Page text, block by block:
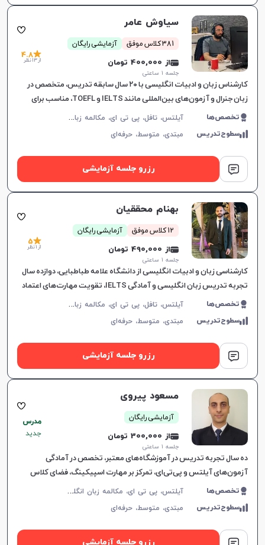
سیاوش عامر
381 کلاس موفق آزمایشی رایگان
از 400,000 تومان
جلسه ۱ ساعتی
4.8
از 13 نظر
کارشناس زبان و ادبیات انگلیسی با ۲۰ سال سابقه تدریس، متخصص در
زبان جنرال و آزمون‌های بین‌المللی مانند IELTS و TOEFL، مناسب برای
تمامی سطوح و اهداف آموزشی.
تخصص‌ها آ
یلتس، تافل، پی تی ای، مکالمه زبان انگلیسی، گرامر زبان انگلیسی، زبان انگلیسی تجاری، زبان انگلیسی آمریکایی، زبان انگلیسی کنکور ارشد، زبان انگلیسی کنکور دکتری، زبان انگلیسی نهم دبیرستان، زبان انگلیسی دهم دبیرستان، زبان انگلیسی یازدهم دبیرستان، زبان انگلیسی دوازدهم دبیرستان، دولینگو، OET
سطوح‌تدریس مبتدی، متوسط،حرفه‌ای
رزرو جلسه آزمایشی
بهنام محققیان
12 کلاس موفق آزمایشی رایگان
از 490,000 تومان
جلسه ۱ ساعتی
5
از 1 نظر
کارشناسی زبان و ادبیات انگلیسی از دانشگاه علامه طباطبایی، دوازده سال
تجربه تدریس زبان انگلیسی و آمادگی IELTS، تقویت مهارت‌های اعتماد
به نفس، مکالمه و گرامر، ارتباط موثر و یادگیری لذت‌ب
تخصص‌ها آ
یلتس، تافل، پی تی ای، مکالمه زبان انگلیسی، گرامر زبان انگلیسی، زبان انگلیسی تجاری، زبان انگلیسی آمریکایی، زبان انگلیسی کنکور ارشد، دولینگو، زبان انگلیسی عمومی، زبان انگلیسی کانادایی
سطوح‌تدریس مبتدی، متوسط،حرفه‌ای
رزرو جلسه آزمایشی
مسعود پیروی
آزمایشی رایگان
از 300,000 تومان
جلسه ۱ ساعتی
مدرس
جدید
ده سال تجربه تدریس در آموزشگاه‌های معتبر، تخصص در آمادگی
آزمون‌های آیلتس و پی‌تی‌ای، تمرکز بر مهارت اسپیکینگ، فضای کلاس
پرانرژی و برنامه‌ریزی شخصی‌سازی‌شده.
تخصص‌ها آ
یلتس، پی تی ای، مکالمه زبان انگلیسی، زبان انگلیسی عمومی، گرامر زبان انگلیسی، زبان انگلیسی آمریکایی، زبان انگلیسی کنکور سراسری، زبان انگلیسی کنکور کاردانی، زبان انگلیسی کنکور ارشد، زبان انگلیسی کنکور دکتری، زبان انگلیسی هشتم دبیرستان، زبان انگلیسی نهم دبیرستان، زبان انگلیسی دهم دبیرستان، زبان انگلیسی یازدهم دبیرستان، زبان انگلیسی دوازدهم دبیرستان
سطوح‌تدریس مبتدی، متوسط،حرفه‌ای
رزرو جلسه آزمایشی